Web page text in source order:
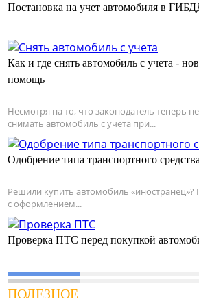
Постановка на учет автомобиля в
Как и где снять автомобиль с учета -
помощь
Несмотря на то, что законодатель теперь
снимать автомобиль с учета при...
Одобрение типа транспортного средства
Решили купить автомобиль «иностранец»?
с оформлением...
Проверка ПТС перед покупкой
ПОЛЕЗНОЕ